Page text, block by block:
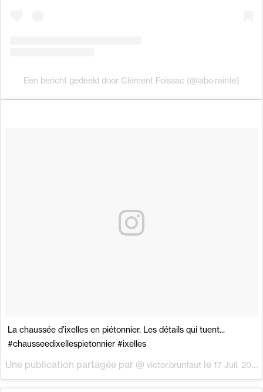
Een bericht gedeeld door Clément Foissac (@labo.rainte)
La chaussée d’ixelles en piétonnier. Les détails qui tuent...
#chausseedixellespietonnier #ixelles
Une publication partagée par @ victor.brunfaut le 17 Juil. 2018 à 7 :19 PDT